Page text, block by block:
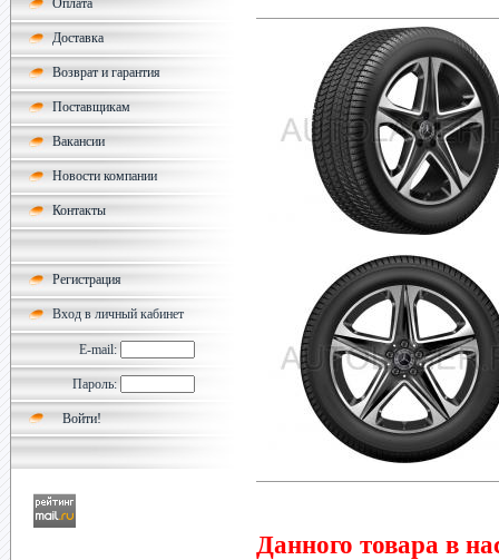
Оплата
Доставка
Возврат и гарантия
Поставщикам
Вакансии
Новости компании
Контакты
Регистрация
Вход в личный кабинет
E-mail:
Пароль:
Данного товара в